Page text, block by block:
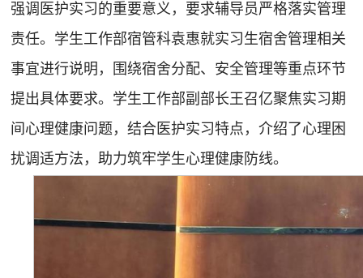
强调医护实习的重要意义，要求辅导员严格落实管理
责任。学生工作部宿管科袁惠就实习生宿舍管理相关
事宜进行说明，围绕宿舍分配、安全管理等重点环节
提出具体要求。学生工作部副部长王召亿聚焦实习期
间心理健康问题，结合医护实习特点，介绍了心理困
扰调适方法，助力筑牢学生心理健康防线。